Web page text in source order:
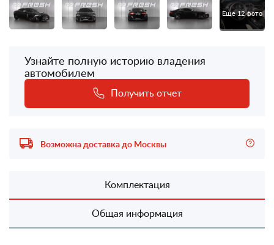
Еще 12 фото
Узнайте полную историю владения
автомобилем
Получить отчет
Возможна доставка до Москвы
Комплектация
Общая информация